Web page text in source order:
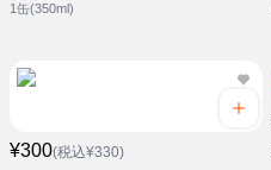
1缶(350ml)
¥300(税込¥330)